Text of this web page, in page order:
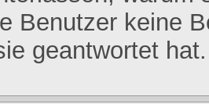
Benutzer keine
geantwortet hat.